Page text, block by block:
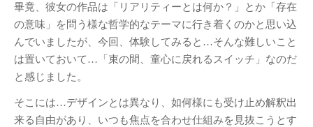
（プリ・テック株式会
メタ情報
投稿のRSS
畢竟、彼女の作品は「リアリティーとは何か？」とか「存在
の意味」を問う様な哲学的なテーマに行き着くのかと思い込
んでいましたが、今回、体験してみると…そんな難しいこと
は置いておいて…「束の間、童心に戻れるスイッチ」なのだ
と感じました。
そこには…デザインとは異なり、如何様にも受け止め解釈出
来る自由があり、いつも焦点を合わせ仕組みを見抜こうとす